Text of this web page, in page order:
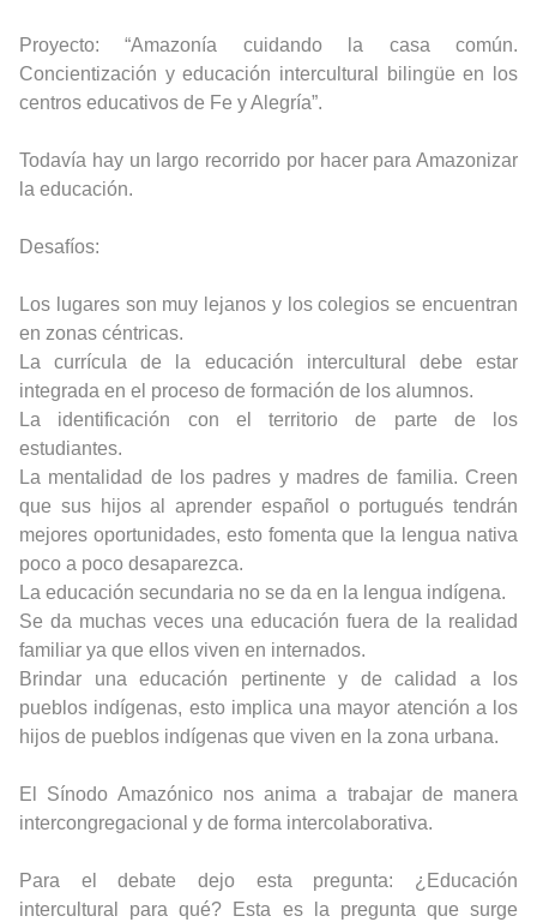
Proyecto: “Amazonía cuidando la casa común.
Concientización y educación intercultural bilingüe en los
centros educativos de Fe y Alegría”.
Todavía hay un largo recorrido por hacer para Amazonizar
la educación.
Desafíos:
Los lugares son muy lejanos y los colegios se encuentran
en zonas céntricas.
La currícula de la educación intercultural debe estar
integrada en el proceso de formación de los alumnos.
La identificación con el territorio de parte de los
estudiantes.
La mentalidad de los padres y madres de familia. Creen
que sus hijos al aprender español o portugués tendrán
mejores oportunidades, esto fomenta que la lengua nativa
poco a poco desaparezca.
La educación secundaria no se da en la lengua indígena.
Se da muchas veces una educación fuera de la realidad
familiar ya que ellos viven en internados.
Brindar una educación pertinente y de calidad a los
pueblos indígenas, esto implica una mayor atención a los
hijos de pueblos indígenas que viven en la zona urbana.
El Sínodo Amazónico nos anima a trabajar de manera
intercongregacional y de forma intercolaborativa.
Para el debate dejo esta pregunta: ¿Educación
intercultural para qué? Esta es la pregunta que surge